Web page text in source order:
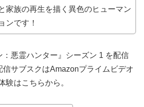
家族の再生を描く異色のヒューマン
ンです！
：悪霊ハンター』シーズン 1 を配信
信サブスクはAmazonプライムビデオ
験はこちらから。